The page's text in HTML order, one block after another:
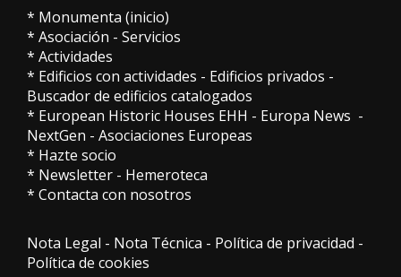
* Monumenta (inicio)
* Asociación - Servicios
* Actividades
* Edificios con actividades - Edificios privados -
Buscador de edificios catalogados
* European Historic Houses EHH - Europa News -
NextGen - Asociaciones Europeas
* Hazte socio
* Newsletter - Hemeroteca
* Contacta con nosotros
Nota Legal - Nota Técnica - Política de privacidad -
Política de cookies